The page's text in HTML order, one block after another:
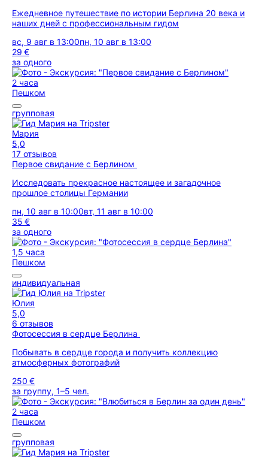
Ежедневное путешествие по истории Берлина 20 века и
наших дней с профессиональным гидом
вс, 9 авг в 13:00пн, 10 авг в 13:00
29 €
за одного
2 часа
Пешком
групповая
Мария
5,0
17 отзывов
Первое свидание с Берлином
Исследовать прекрасное настоящее и загадочное
прошлое столицы Германии
пн, 10 авг в 10:00вт, 11 авг в 10:00
35 €
за одного
1,5 часа
Пешком
индивидуальная
Юлия
5,0
6 отзывов
Фотосессия в сердце Берлина
Побывать в сердце города и получить коллекцию
атмосферных фотографий
250 €
за группу, 1–5 чел.
2 часа
Пешком
групповая